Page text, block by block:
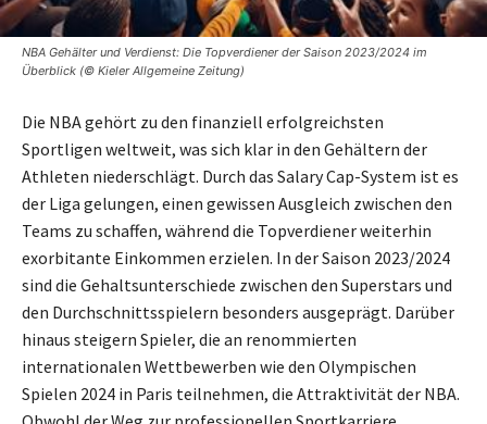
NBA Gehälter und Verdienst: Die Topverdiener der Saison 2023/2024 im
Überblick (© Kieler Allgemeine Zeitung)
Die NBA gehört zu den finanziell erfolgreichsten
Sportligen weltweit, was sich klar in den Gehältern der
Athleten niederschlägt. Durch das Salary Cap-System ist es
der Liga gelungen, einen gewissen Ausgleich zwischen den
Teams zu schaffen, während die Topverdiener weiterhin
exorbitante Einkommen erzielen. In der Saison 2023/2024
sind die Gehaltsunterschiede zwischen den Superstars und
den Durchschnittsspielern besonders ausgeprägt. Darüber
hinaus steigern Spieler, die an renommierten
internationalen Wettbewerben wie den Olympischen
Spielen 2024 in Paris teilnehmen, die Attraktivität der NBA.